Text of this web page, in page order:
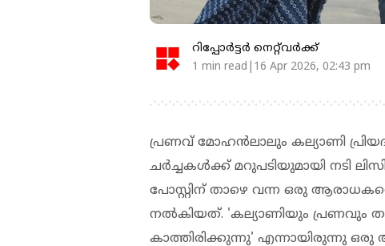
റിപ്പോർട്ടർ നെറ്റ്‌വര്‍ക്ക്‌
1 min read|16 Apr 2026, 02:43 pm
പ്രണവ് മോഹൻലാലും കല്യാണി
ചർച്ചകൾക്ക് മറുപടിയുമായി നടി
പോസ്റ്റിന് താഴെ വന്ന ഒരു
നൽകിയത്. 'കല്യാണിയും പ്രണവും
കാത്തിരിക്കുന്നു' എന്നായിരുന്നു ഒരു